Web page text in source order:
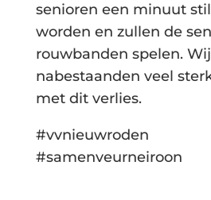
senioren een minuut
worden en zullen de
rouwbanden spelen.
nabestaanden veel
met dit verlies.
#vvnieuwroden
#samenveurneiroon